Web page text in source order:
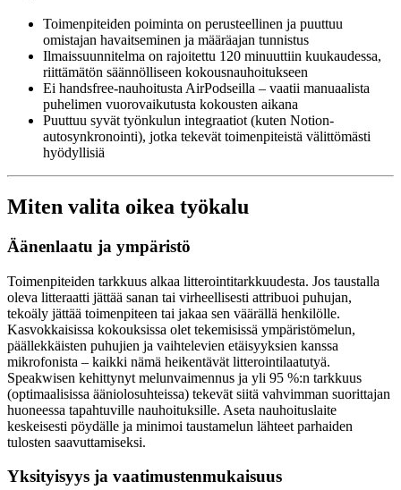
Toimenpiteiden poiminta on perusteellinen ja puuttuu
omistajan havaitseminen ja määräajan tunnistus
Ilmaissuunnitelma on rajoitettu 120 minuuttiin kuukaudessa,
riittämätön säännölliseen kokousnauhoitukseen
Ei handsfree-nauhoitusta AirPodseilla – vaatii manuaalista
puhelimen vuorovaikutusta kokousten aikana
Puuttuu syvät työnkulun integraatiot (kuten Notion-
autosynkronointi), jotka tekevät toimenpiteistä välittömästi
hyödyllisiä
Miten valita oikea työkalu
Äänenlaatu ja ympäristö
Toimenpiteiden tarkkuus alkaa litterointitarkkuudesta. Jos taustalla
oleva litteraatti jättää sanan tai virheellisesti attribuoi puhujan,
tekoäly jättää toimenpiteen tai jakaa sen väärällä henkilölle.
Kasvokkaisissa kokouksissa olet tekemisissä ympäristömelun,
päällekkäisten puhujien ja vaihtelevien etäisyyksien kanssa
mikrofonista – kaikki nämä heikentävät litterointilaatutyä.
Speakwisen kehittynyt melunvaimennus ja yli 95 %:n tarkkuus
(optimaalisissa ääniolosuhteissa) tekevät siitä vahvimman suorittajan
huoneessa tapahtuville nauhoituksille. Aseta nauhoituslaite
keskeisesti pöydälle ja minimoi taustamelun lähteet parhaiden
tulosten saavuttamiseksi.
Yksityisyys ja vaatimustenmukaisuus